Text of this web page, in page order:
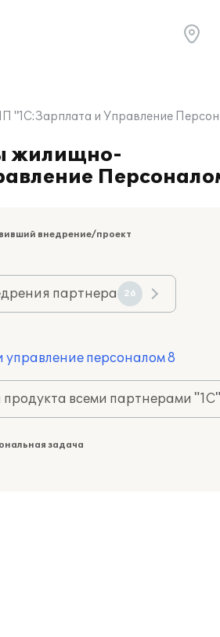
"1С:Зарплата и Управление
жилищно-
внедрение/проект
партнера 26
управление персоналом 8
всеми партнерами "1С"
задача